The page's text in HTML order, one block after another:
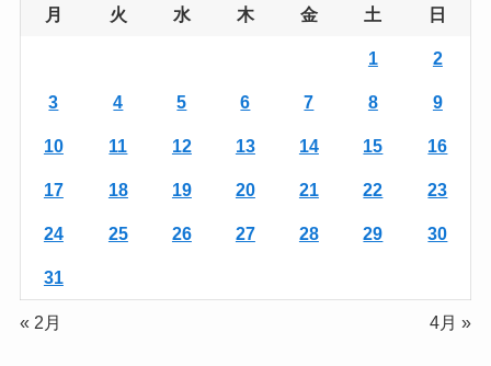
e
月 火 水 木 金 土 日
1 2
3 4 5 6 7 8 9
10 11 12 13 14 15 16
17 18 19 20 21 22 23
24 25 26 27 28 29 30
31
« 2月 4月 »